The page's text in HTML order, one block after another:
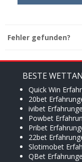
Fehler gefunden?
BESTE
Quick Win
20bet
ivibet
Powbet
Pribet
22bet
Slotimobet
QBet